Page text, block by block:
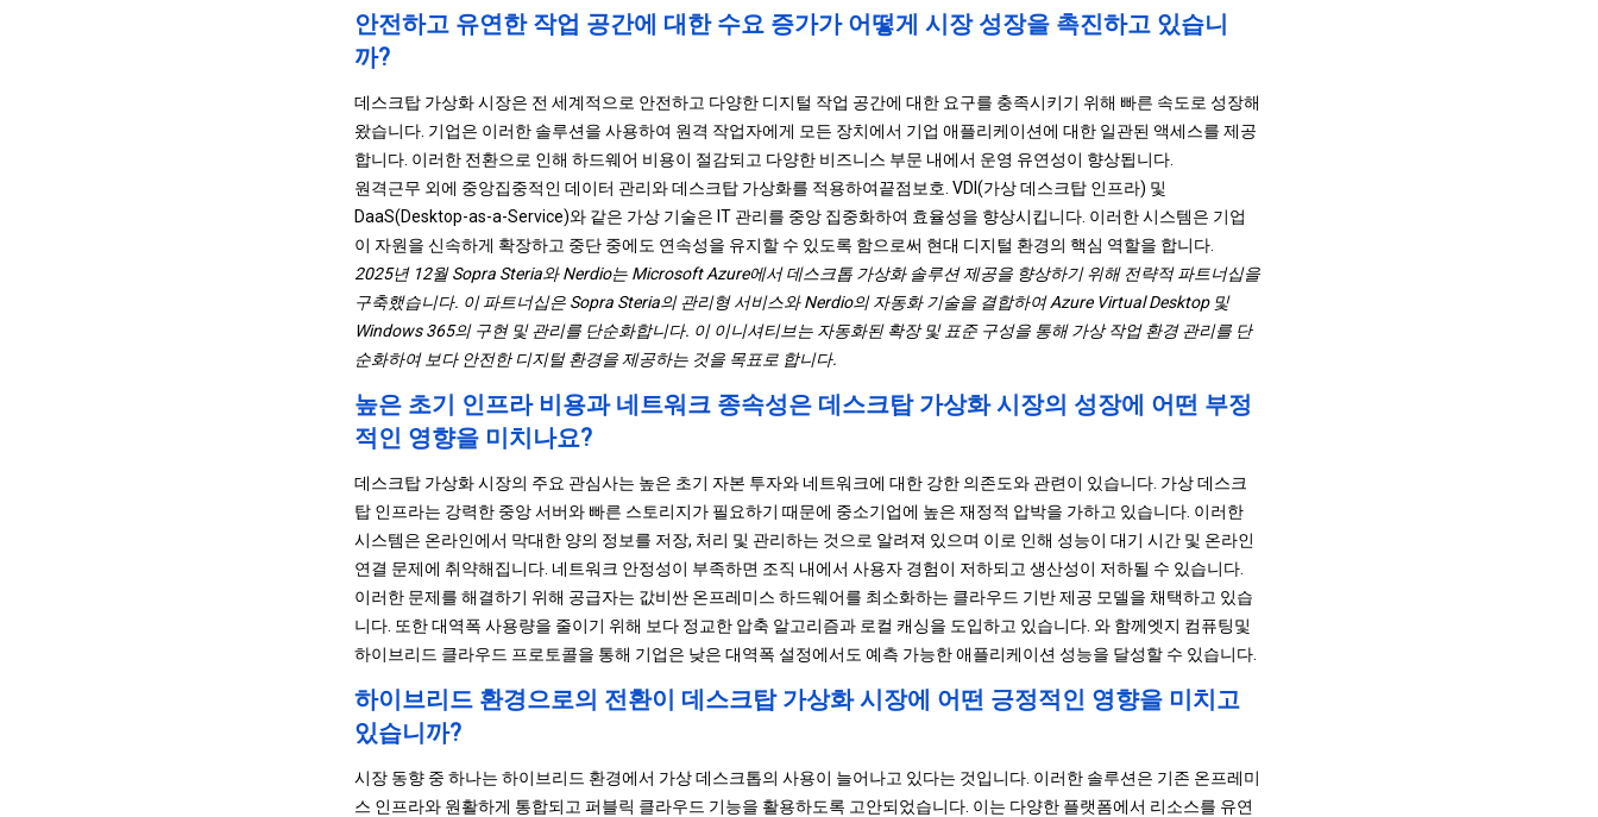
안전하고 유연한 작업 공간에 대한 수요 증가가 어떻게 시장 성장을 촉진하고 있습니
까?
데스크탑 가상화 시장은 전 세계적으로 안전하고 다양한 디지털 작업 공간에 대한 요구를 충족시키기 위해 빠른 속도로 성장해
왔습니다. 기업은 이러한 솔루션을 사용하여 원격 작업자에게 모든 장치에서 기업 애플리케이션에 대한 일관된 액세스를 제공
합니다. 이러한 전환으로 인해 하드웨어 비용이 절감되고 다양한 비즈니스 부문 내에서 운영 유연성이 향상됩니다.
원격근무 외에 중앙집중적인 데이터 관리와 데스크탑 가상화를 적용하여끝점 보호. VDI(가상 데스크탑 인프라) 및
DaaS(Desktop-as-a-Service)와 같은 가상 기술은 IT 관리를 중앙 집중화하여 효율성을 향상시킵니다. 이러한 시스템은 기업
이 자원을 신속하게 확장하고 중단 중에도 연속성을 유지할 수 있도록 함으로써 현대 디지털 환경의 핵심 역할을 합니다.
2025년 12월 Sopra Steria와 Nerdio는 Microsoft Azure에서 데스크톱 가상화 솔루션 제공을 향상하기 위해 전략적 파트너십을
구축했습니다. 이 파트너십은 Sopra Steria의 관리형 서비스와 Nerdio의 자동화 기술을 결합하여 Azure Virtual Desktop 및
Windows 365의 구현 및 관리를 단순화합니다. 이 이니셔티브는 자동화된 확장 및 표준 구성을 통해 가상 작업 환경 관리를 단
순화하여 보다 안전한 디지털 환경을 제공하는 것을 목표로 합니다.
높은 초기 인프라 비용과 네트워크 종속성은 데스크탑 가상화 시장의 성장에 어떤 부정
적인 영향을 미치나요?
데스크탑 가상화 시장의 주요 관심사는 높은 초기 자본 투자와 네트워크에 대한 강한 의존도와 관련이 있습니다. 가상 데스크
탑 인프라는 강력한 중앙 서버와 빠른 스토리지가 필요하기 때문에 중소기업에 높은 재정적 압박을 가하고 있습니다. 이러한
시스템은 온라인에서 막대한 양의 정보를 저장, 처리 및 관리하는 것으로 알려져 있으며 이로 인해 성능이 대기 시간 및 온라인
연결 문제에 취약해집니다. 네트워크 안정성이 부족하면 조직 내에서 사용자 경험이 저하되고 생산성이 저하될 수 있습니다.
이러한 문제를 해결하기 위해 공급자는 값비싼 온프레미스 하드웨어를 최소화하는 클라우드 기반 제공 모델을 채택하고 있습
니다. 또한 대역폭 사용량을 줄이기 위해 보다 정교한 압축 알고리즘과 로컬 캐싱을 도입하고 있습니다. 와 함께엣지 컴퓨팅및
하이브리드 클라우드 프로토콜을 통해 기업은 낮은 대역폭 설정에서도 예측 가능한 애플리케이션 성능을 달성할 수 있습니다.
하이브리드 환경으로의 전환이 데스크탑 가상화 시장에 어떤 긍정적인 영향을 미치고
있습니까?
시장 동향 중 하나는 하이브리드 환경에서 가상 데스크톱의 사용이 늘어나고 있다는 것입니다. 이러한 솔루션은 기존 온프레미
스 인프라와 원활하게 통합되고 퍼블릭 클라우드 기능을 활용하도록 고안되었습니다. 이는 다양한 플랫폼에서 리소스를 유연